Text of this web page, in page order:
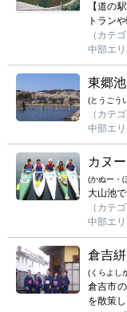
【道の
トラン
（カテ
中部エ
東郷
(とうごう
（カテ
中部エ
カヌ
(かぬー・
大山池
（カテ
中部エ
倉吉
(くらよし
倉吉市
を散策し